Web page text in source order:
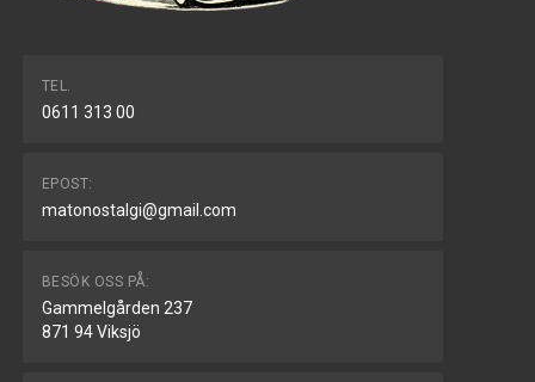
TEL.
0611 313 00
EPOST:
matonostalgi@gmail.com
BESÖK OSS PÅ:
Gammelgården 237
871 94 Viksjö